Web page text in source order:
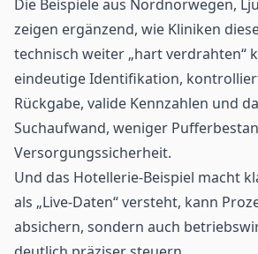
Die Beispiele aus Nordnorwegen,
zeigen ergänzend, wie Kliniken
technisch weiter „hart verdrahten“
eindeutige Identifikation,
Rückgabe, valide Kennzahlen und
Suchaufwand, weniger
Versorgungssicherheit.
Und das Hotellerie-Beispiel macht
als „Live-Daten“ versteht, kann
absichern, sondern auch